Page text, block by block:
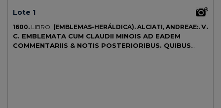
Lote 1
1600. LIBRO. (EMBLEMAS-HERÁLDICA). ALCIATI, ANDREAE:. V.
C. EMBLEMATA CUM CLAUDII MINOIS AD EADEM
COMMENTARIIS & NOTIS POSTERIORIBUS. QUIBUS